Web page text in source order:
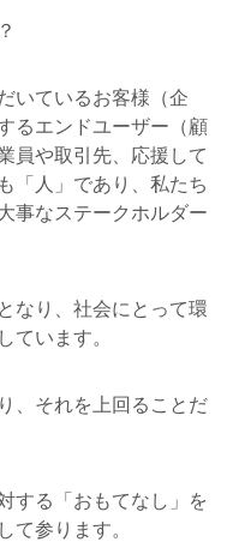
いているお客様（企
るエンドユーザー（顧
員や取引先、応援して
「人」であり、私たち
事なステークホルダー
なり、社会にとって環
います。
、それを上回ることだ
する「おもてなし」を
参ります。